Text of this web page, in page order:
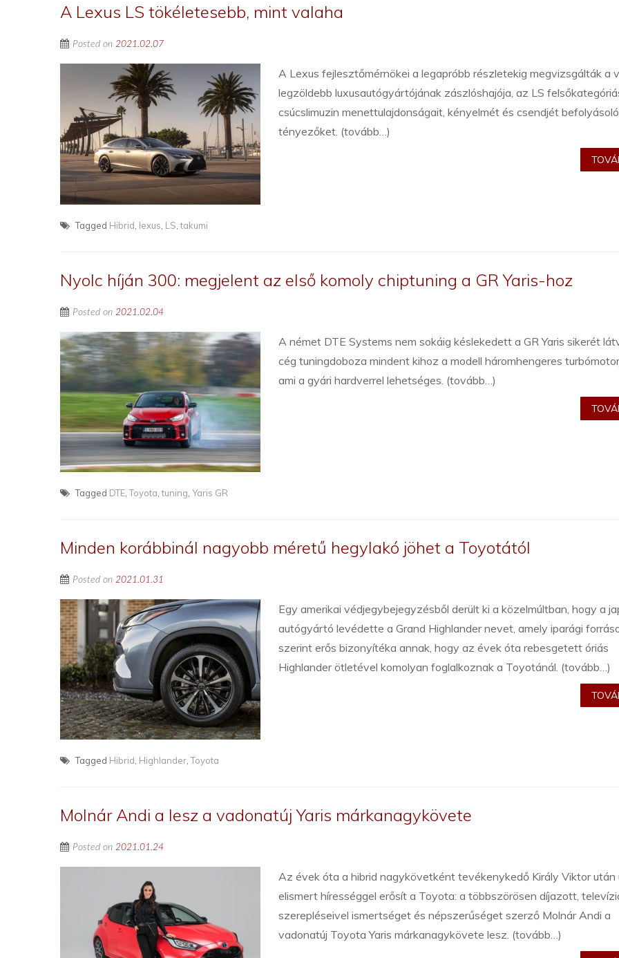
A Lexus LS tökéletesebb, mint valaha
Posted on 2021.02.07
A Lexus fejlesztőmérnökei a legapróbb részletekig megvizsgálták a
legzöldebb luxusautógyártójának zászlóshajója, az LS
csúcslimuzin menettulajdonságait, kényelmét és csendjét befolyásoló
tényezőket. (tovább…)
Tagged Hibrid lexus LS ,takumi
Nyolc híján 300: megjelent az első komoly chiptuning a GR Yaris-hoz
Posted on 2021.02.04
A német DTE Systems nem sokáig késlekedett a GR Yaris sikerét
cég tuningdoboza mindent kihoz a modell háromhengeres
ami a gyári hardverrel lehetséges. (tovább…)
Tagged DTE ,Toyota ,tuning Yaris GR
Minden korábbinál nagyobb méretű hegylakó jöhet a Toyotától
Posted on 2021.01.31
Egy amerikai védjegybejegyzésből derült ki a közelmúltban, hogy a
autógyártó levédette a Grand Highlander nevet, amely iparági
szerint erős bizonyítéka annak, hogy az évek óta rebesgetett óriás
Highlander ötletével komolyan foglalkoznak a Toyotánál. (tovább…)
Tagged Hibrid Highlander ,Toyota
Molnár Andi a lesz a vadonatúj Yaris márkanagykövete
Posted on 2021.01.24
Az évek óta a hibrid nagykövetként tevékenykedő Király Viktor után
elismert hírességgel erősít a Toyota: a többszörösen díjazott,
szerepléseivel ismertséget és népszerűséget szerző Molnár Andi a
vadonatúj Toyota Yaris márkanagykövete lesz. (tovább…)